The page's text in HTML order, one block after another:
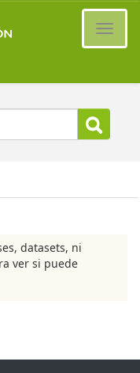
datasets, ni
ver si puede